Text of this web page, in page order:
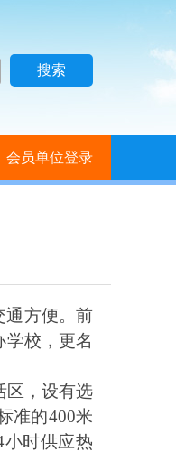
会员单位登录
通方便。前
校，更名
区，设有选
准的400米
小时供应热